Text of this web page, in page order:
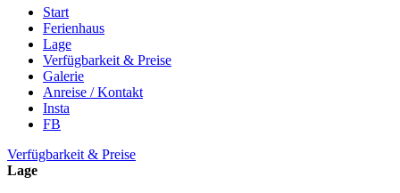
Start
Ferienhaus
Lage
Verfügbarkeit & Preise
Galerie
Anreise / Kontakt
Insta
FB
Verfügbarkeit & Preise
Lage